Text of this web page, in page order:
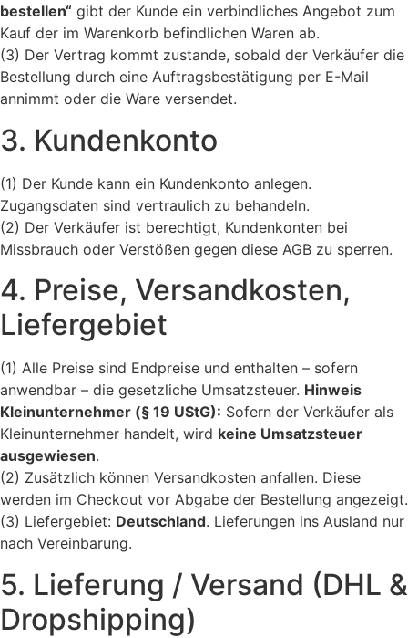
bestellen“ gibt der Kunde ein verbindliches Angebot zum
Kauf der im Warenkorb befindlichen Waren ab.
(3) Der Vertrag kommt zustande, sobald der Verkäufer die
Bestellung durch eine Auftragsbestätigung per E-Mail
annimmt oder die Ware versendet.
3. Kundenkonto
(1) Der Kunde kann ein Kundenkonto anlegen.
Zugangsdaten sind vertraulich zu behandeln.
(2) Der Verkäufer ist berechtigt, Kundenkonten bei
Missbrauch oder Verstößen gegen diese AGB zu sperren.
4. Preise, Versandkosten,
Liefergebiet
(1) Alle Preise sind Endpreise und enthalten – sofern
anwendbar – die gesetzliche Umsatzsteuer. Hinweis
Kleinunternehmer (§ 19 UStG): Sofern der Verkäufer als
Kleinunternehmer handelt, wird keine Umsatzsteuer
ausgewiesen.
(2) Zusätzlich können Versandkosten anfallen. Diese
werden im Checkout vor Abgabe der Bestellung angezeigt.
(3) Liefergebiet: Deutschland. Lieferungen ins Ausland nur
nach Vereinbarung.
5. Lieferung / Versand (DHL &
Dropshipping)